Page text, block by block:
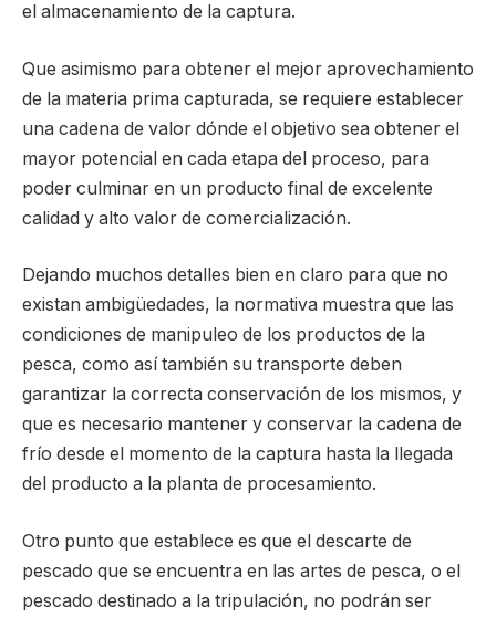
el almacenamiento de la captura.
Que asimismo para obtener el mejor aprovechamiento
de la materia prima capturada, se requiere establecer
una cadena de valor dónde el objetivo sea obtener el
mayor potencial en cada etapa del proceso, para
poder culminar en un producto final de excelente
calidad y alto valor de comercialización.
Dejando muchos detalles bien en claro para que no
existan ambigüedades, la normativa muestra que las
condiciones de manipuleo de los productos de la
pesca, como así también su transporte deben
garantizar la correcta conservación de los mismos, y
que es necesario mantener y conservar la cadena de
frío desde el momento de la captura hasta la llegada
del producto a la planta de procesamiento.
Otro punto que establece es que el descarte de
pescado que se encuentra en las artes de pesca, o el
pescado destinado a la tripulación, no podrán ser